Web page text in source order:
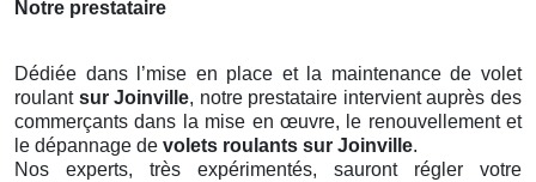
Notre prestataire
Dédiée dans l’mise en place et la maintenance de volet
roulant sur Joinville, notre prestataire intervient auprès des
commerçants dans la mise en œuvre, le renouvellement et
le dépannage de volets roulants sur Joinville.
Nos experts, très expérimentés, sauront régler votre